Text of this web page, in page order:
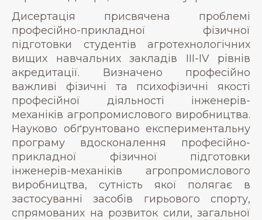
Дисертація присвячена проблемі
професійно-прикладної фізичної
підготовки студентів агротехнологічних
вищих навчальних закладів III-IV рівнів
акредитації. Визначено професійно
важливі фізичні та психофізичні якості
професійної діяльності інженерів-
механіків агропромислового виробництва.
Науково обґрунтовано експериментальну
програму вдосконалення професійно-
прикладної фізичної підготовки
інженерів-механіків агропромислового
виробництва, сутність якої полягає в
застосуванні засобів гирьового спорту,
спрямованих на розвиток сили, загальної